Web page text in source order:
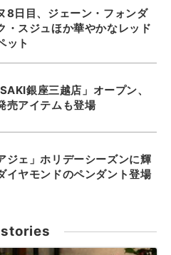
8日目、ジェーン・フォンダ
・スジュほか華やかなレッド
ット
銀座三越店」オープン、
売アイテムも登場
ジェ」ホリデーシーズンに輝
イヤモンドのペンダント登場